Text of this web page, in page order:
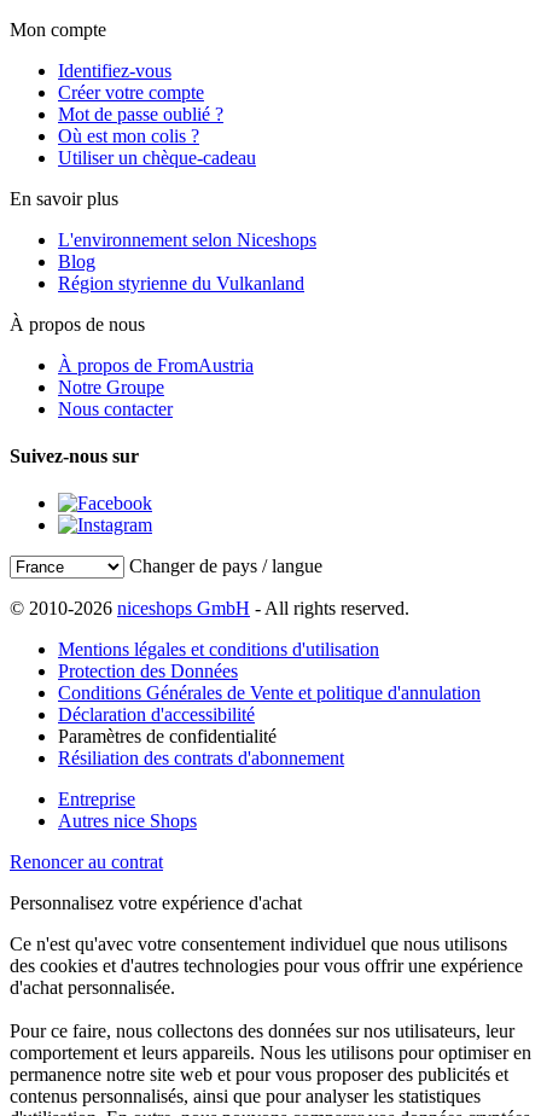
Mon compte
Identifiez-vous
Créer votre compte
Mot de passe oublié ?
Où est mon colis ?
Utiliser un chèque-cadeau
En savoir plus
L'environnement selon Niceshops
Blog
Région styrienne du Vulkanland
À propos de nous
À propos de FromAustria
Notre Groupe
Nous contacter
Suivez-nous sur
Changer de pays / langue
© 2010-2026 niceshops GmbH - All rights reserved.
Mentions légales et conditions d'utilisation
Protection des Données
Conditions Générales de Vente et politique d'annulation
Déclaration d'accessibilité
Paramètres de confidentialité
Résiliation des contrats d'abonnement
Entreprise
Autres nice Shops
Renoncer au contrat
Personnalisez votre expérience d'achat
Ce n'est qu'avec votre consentement individuel que nous utilisons
des cookies et d'autres technologies pour vous offrir une expérience
d'achat personnalisée.
Pour ce faire, nous collectons des données sur nos utilisateurs, leur
comportement et leurs appareils. Nous les utilisons pour optimiser en
permanence notre site web et pour vous proposer des publicités et
contenus personnalisés, ainsi que pour analyser les statistiques